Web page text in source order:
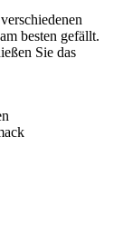
besten gefällt.
Sie das